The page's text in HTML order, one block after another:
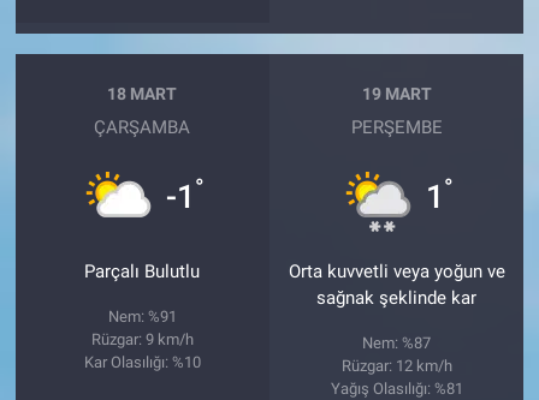
18 MART
ÇARŞAMBA
-1 °
Parçalı Bulutlu
Nem: %91
Rüzgar: 9 km/h
Kar Olasılığı: %10
19 MART
PERŞEMBE
1 °
Orta kuvvetli veya yoğun ve
sağnak şeklinde kar
Nem: %87
Rüzgar: 12 km/h
Yağış Olasılığı: %81